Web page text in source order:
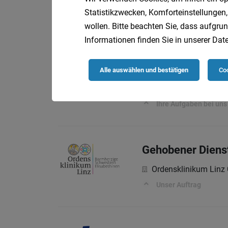
dm drogerie markt
Aufgaben – Dafür
Projektleiter:in -
Ihre Aufgaben bei uns
Gehobener
Ordensklinikum Linz
Unser Auftrag
Statistikzwecken,
wollen. Bitte beachten Sie, dass
Informationen finden Sie in unserer
Alle auswählen und bestätigen